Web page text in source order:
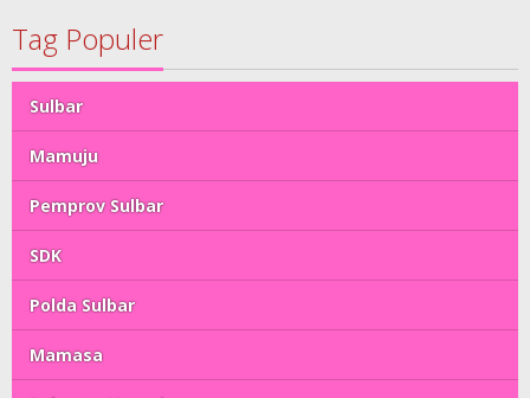
Tag Populer
Sulbar
Mamuju
Pemprov Sulbar
SDK
Polda Sulbar
Mamasa